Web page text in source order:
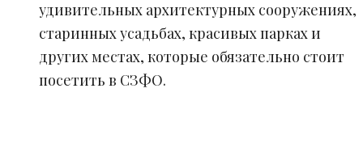
удивительных архитектурных сооружениях,
старинных усадьбах, красивых парках и
других местах, которые обязательно стоит
посетить в СЗФО.